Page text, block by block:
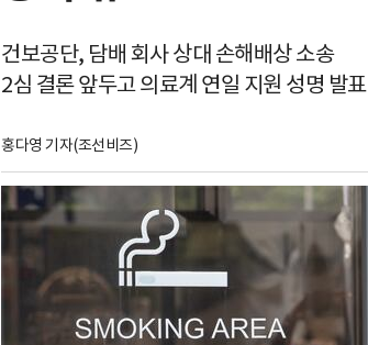
건보공단, 담배 회사 상대 손해배상 소송
2심 결론 앞두고 의료계 연일 지원 성명 발표
홍다영 기자(조선비즈)